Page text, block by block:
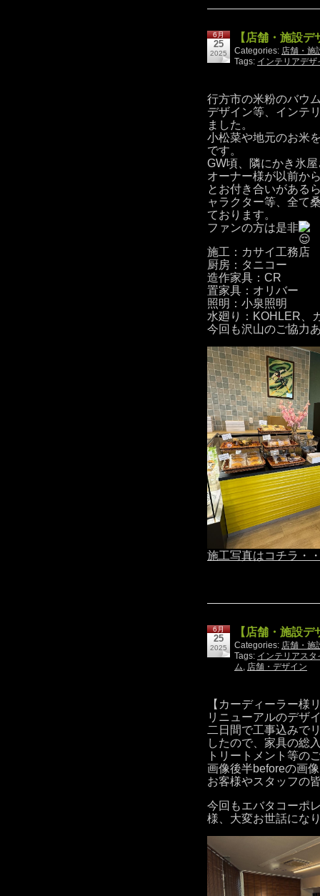
6月
25
2025
【店舗・施設
Categories: 店舗・施
Tags: インテリアデザ
行方市の米粉のバウ
デザイン等、インテ
ました。
小松菜や地元のお米
です。
GW頃、隣にかき氷
オーナー様が以前か
とお付き合いがある
ャラクター等、全て
ております。
ファンの方は是非
施工：カサイ工務店
厨房：タニコー
造作家具：CR
置家具：オリバー
照明：小泉照明
水廻り：KOHLER、
今回も沢山のご協力
施工写真はコチラ・
6月
25
2025
【店舗・施設
Categories: 店舗・施
Tags: インテリアスタ
ム
店舗・デザイン
【カーディーラー様
リニューアルのデザ
二日間で工事込みで
したので、家具の総
トリートメント等の
画像後半beforeの画
お客様やスタッフの
今回もエバタコーポ
様、大変お世話にな